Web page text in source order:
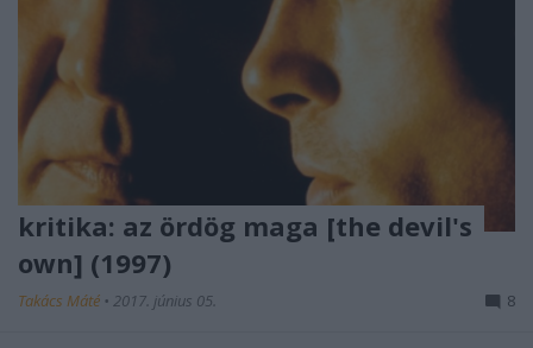
kritika: az ördög maga [the devil's
own] (1997)
Takács Máté • 2017. június 05. 8